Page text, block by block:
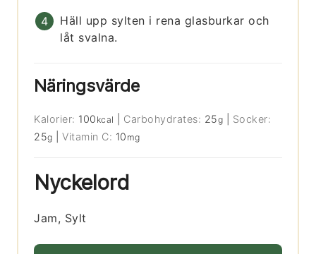
Häll upp sylten i rena glasburkar och
låt svalna.
Näringsvärde
Kalorier: 100 kcal Carbohydrates: 25g
Socker:
25g |Vitamin C: 10 mg
Nyckelord
Jam, Sylt